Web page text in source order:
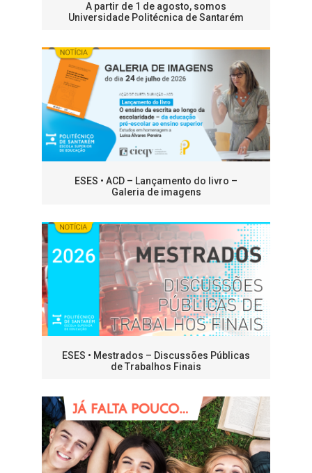
A partir de 1 de agosto, somos
Universidade Politécnica de Santarém
ESES • ACD – Lançamento do livro –
Galeria de imagens
ESES • Mestrados – Discussões Públicas
de Trabalhos Finais